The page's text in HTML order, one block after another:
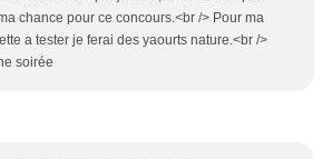
chance pour ce concours.<br /> Pour ma
a tester je ferai des yaourts nature.<br />
soirée